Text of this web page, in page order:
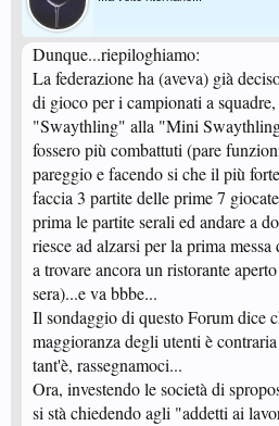
Dunque...riepiloghiamo:
La federazione ha (aveva) già
di gioco per i campionati a squadre,
"Swaythling" alla "Mini
fossero più combattuti (pare
pareggio e facendo si che il più
faccia 3 partite delle prime 7
prima le partite serali ed andare a
riesce ad alzarsi per la prima
a trovare ancora un ristorante
sera)...e va bbbe...
Il sondaggio di questo Forum dice
maggioranza degli utenti è
tant'è, rassegnamoci...
Ora, investendo le società di
si stà chiedendo agli "addetti ai